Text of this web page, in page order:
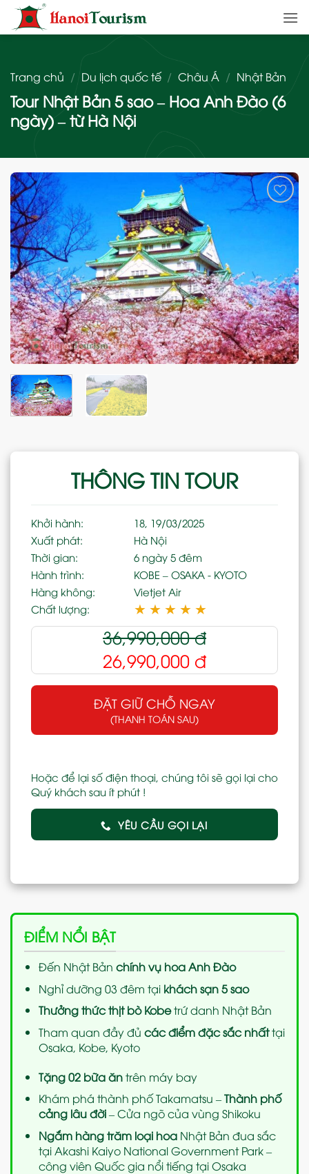
qua
nội
Trang chủ / Du lịch quốc tế / Châu Á / Nhật Bản
Tour Nhật Bản 5 sao – Hoa Anh Đào (6
ngày) – từ Hà Nội
Add
THÔNG TIN TOUR
Khởi hành:
18, 19/03/2025
Xuất phát:
Hà Nội
Thời gian:
6 ngày 5 đêm
Hành trình:
KOBE – OSAKA - KYOTO
Hàng không:
Vietjet Air
Chất lượng:
★ ★ ★ ★ ★
36,990,000đ
26,990,000 đ
ĐẶT GIỮ CHỖ NGAY
(THANH TOÁN SAU)
Hoặc để lại số điện thoại, chúng tôi sẽ gọi lại cho
Quý khách sau ít phút !
YÊU CẦU GỌI LẠI
ĐIỂM NỔI BẬT
Đến Nhật Bản chính vụ hoa Anh Đào
Nghỉ dưỡng 03 đêm tại khách sạn 5 sao
Thưởng thức thịt bò Kobetrứ danh Nhật Bản
Tham quan đầy đủ các điểm đặc sắc nhấttại
Osaka, Kobe, Kyoto
Tặng 02 bữa ăntrên máy bay
Khám phá thành phố Takamatsu –Thành phố
cảng lâu đời– Cửa ngõ của vùng Shikoku
Ngắm hàng trăm loại hoaNhật Bản đua sắc
tại Akashi Kaiyo National GovernmentPark –
công viên Quốc gia nổi tiếng tại Osaka